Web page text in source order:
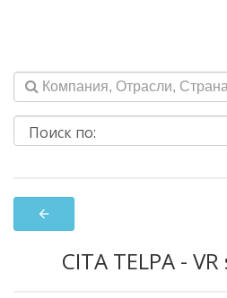
arrow_back
CITA TELPA -